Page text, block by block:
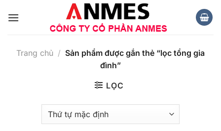
đến
Trang chủ / Sản phẩm được gắn thẻ “lọc tổng gia
đình”
LỌC